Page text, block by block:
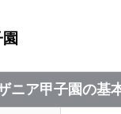
ニア甲子園の基